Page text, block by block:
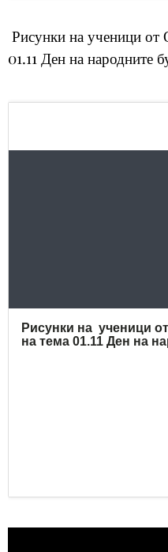
Рисунки на ученици
01.11 Ден на народните